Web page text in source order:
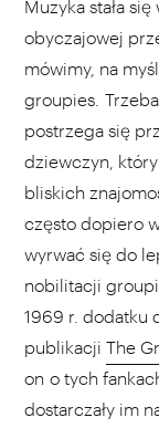
Muzyka stała
obyczajowej
mówimy, na
groupies.
postrzega się
dziewczyn,
bliskich
często dopiero
wyrwać się do
nobilitacji
1969 r. dodatku
publikacji The
on o tych
dostarczały im